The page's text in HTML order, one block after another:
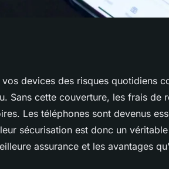
devices des risques quotidiens
Sans cette couverture, les frais de
Les téléphones sont devenus
sécurisation est donc un
assurance et les avantages